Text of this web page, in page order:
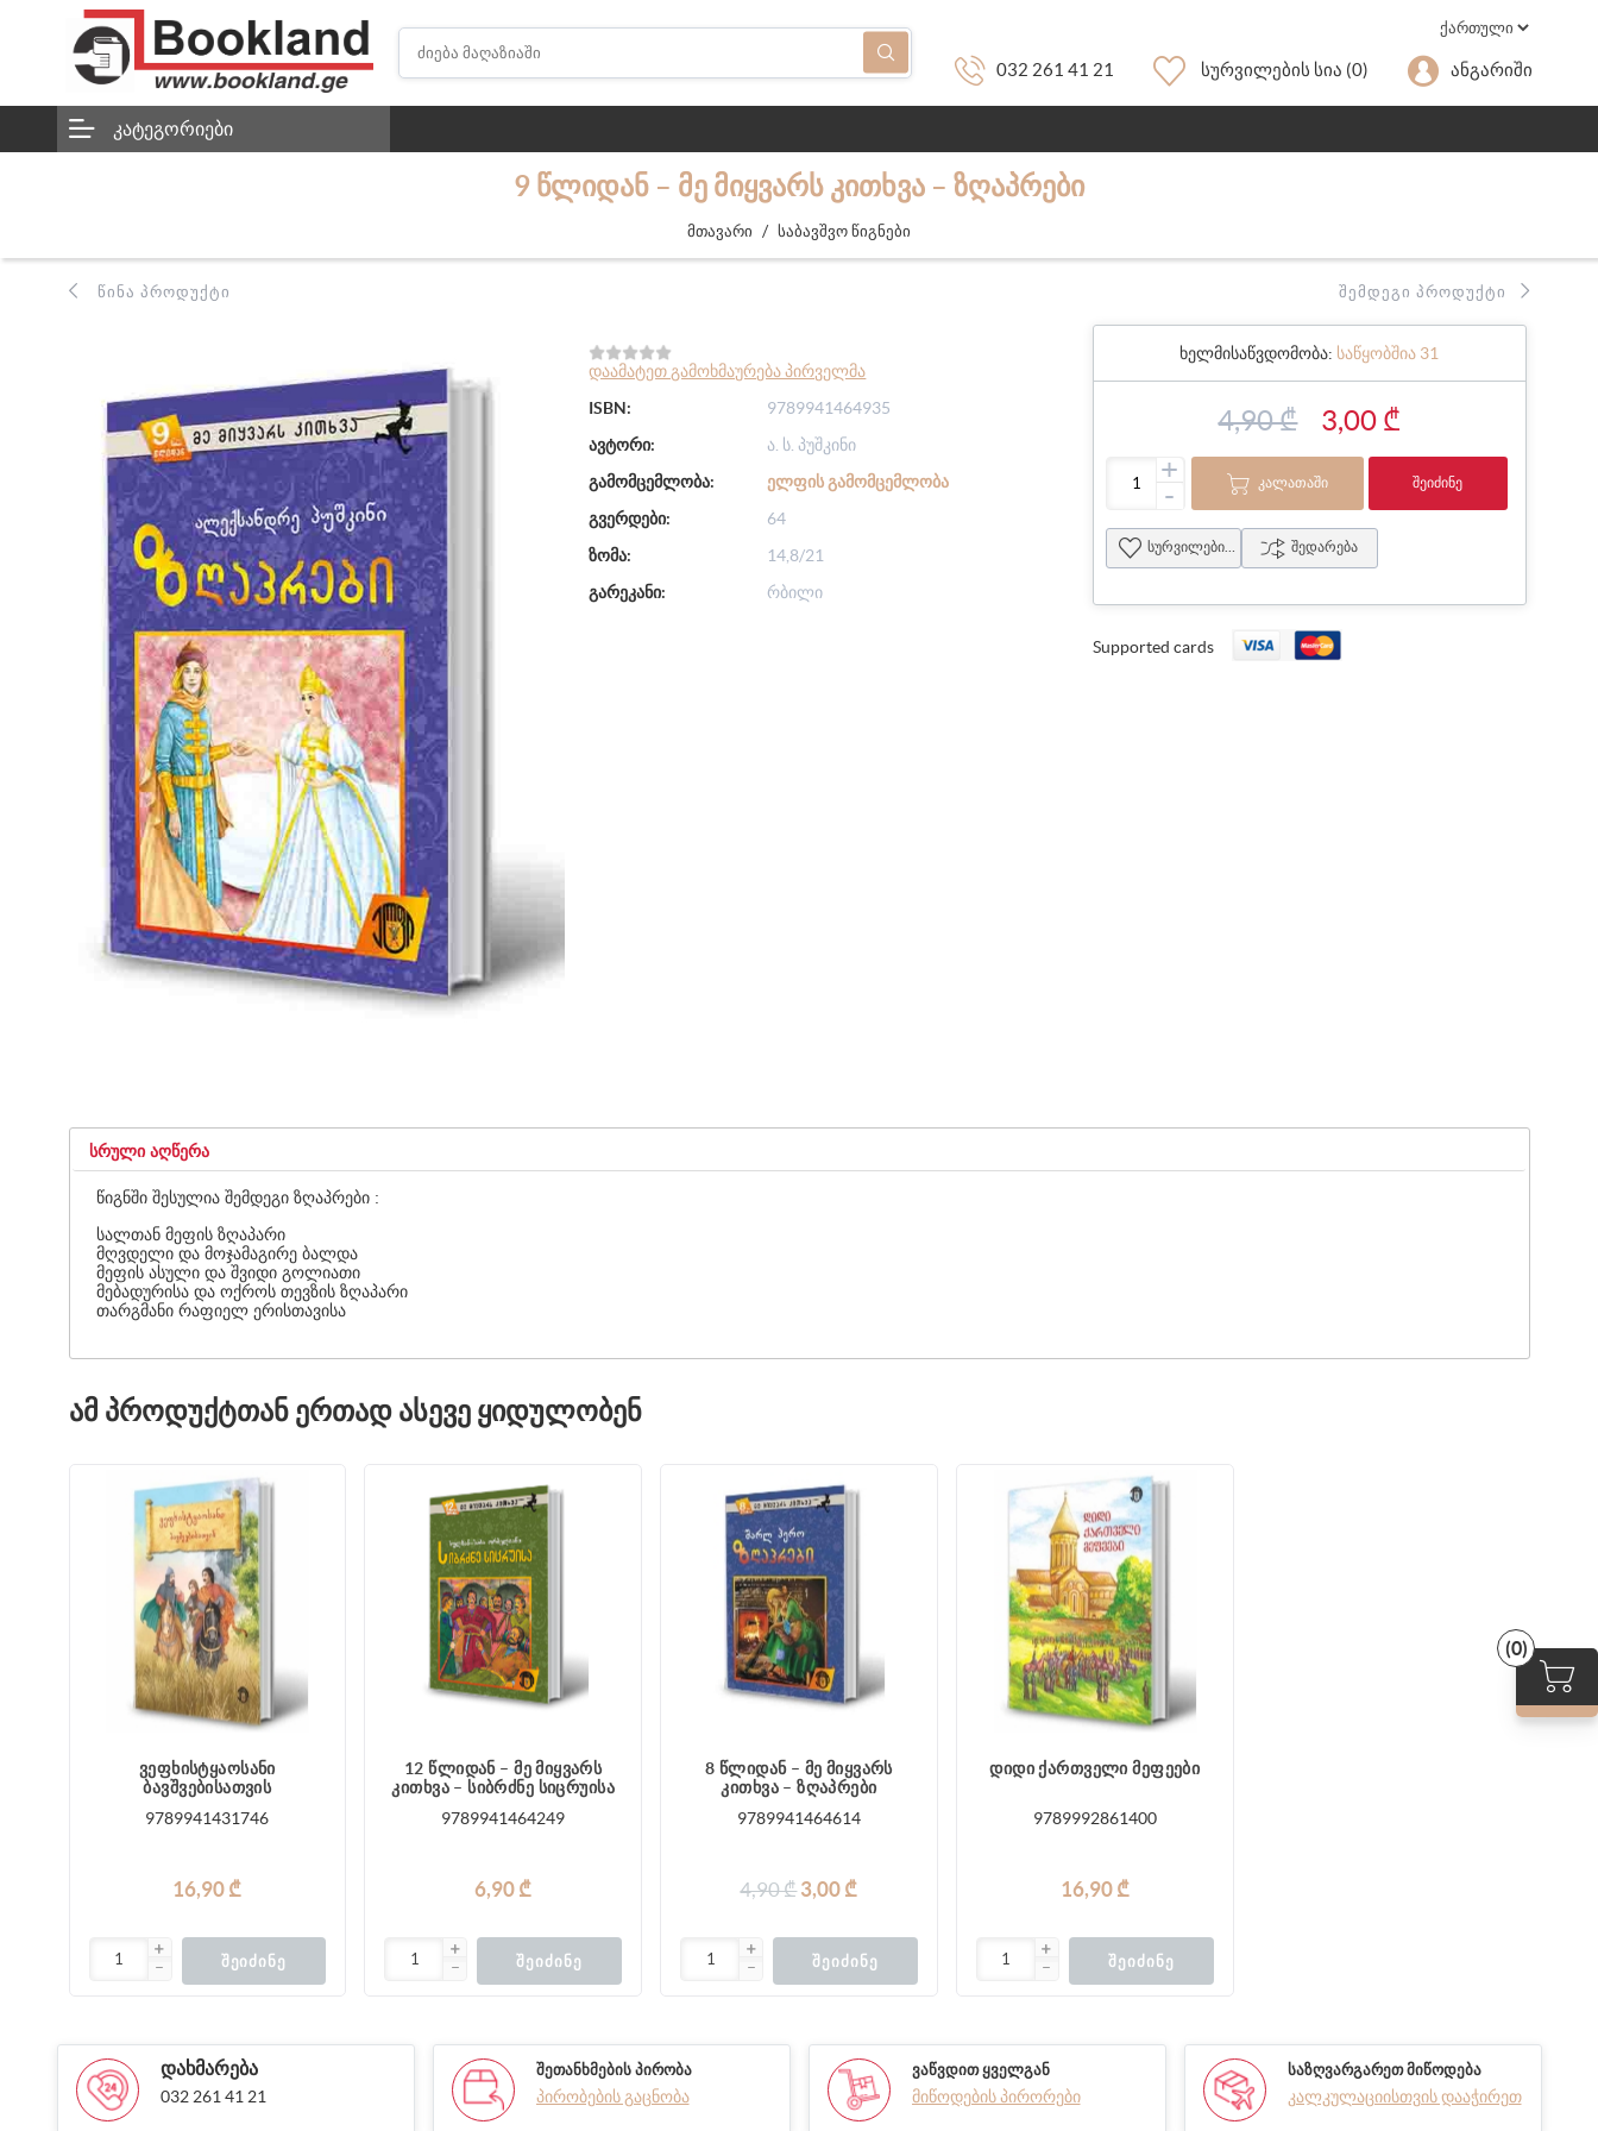
032 261 41 21 Სურვილების Სია (0) Ანგარიში
(0)
ᲙᲐᲢᲔᲒᲝᲠᲘᲔᲑᲘ
9 ᲬᲚᲘᲓᲐᲜ – ᲛᲔ ᲛᲘᲧᲕᲐᲠᲡ ᲙᲘᲗᲮᲕᲐ – ᲖᲦᲐᲞᲠᲔᲑᲘ
მთავარი / საბავშვო წიგნები
ᲬᲘᲜᲐ ᲞᲠᲝᲓᲣᲥᲢᲘ ᲨᲔᲛᲓᲔᲒᲘ ᲞᲠᲝᲓᲣᲥᲢᲘ
დაამატეთ გამოხმაურება პირველმა
ISBN:
9789941464935
ავტორი:
ა. ს. პუშკინი
გამომცემლობა:
ᲔᲚᲤᲘᲡ ᲒᲐᲛᲝᲛᲪᲔᲛᲚᲝᲑᲐ
გვერდები:
64
ზომა:
14,8/21
გარეკანი:
რბილი
ხელმისაწვდომობა: საწყობშია 31
4,90 ₾ 3,00 ₾
+
- ᲙᲐᲚᲐᲗᲐᲨᲘ ᲨᲔᲘᲫᲘᲜᲔ
სურვილების სია შედარება
Supported cards
ᲡᲠᲣᲚᲘ ᲐᲦᲬᲔᲠᲐ
წიგნში შესულია შემდეგი ზღაპრები :
სალთან მეფის ზღაპარი
მღვდელი და მოჯამაგირე ბალდა
მეფის ასული და შვიდი გოლიათი
მებადურისა და ოქროს თევზის ზღაპარი
თარგმანი რაფიელ ერისთავისა
ᲐᲛ ᲞᲠᲝᲓᲣᲥᲢᲗᲐᲜ ᲔᲠᲗᲐᲓ ᲐᲡᲔᲕᲔ ᲧᲘᲓᲣᲚᲝᲑᲔᲜ
ვეფხისტყაოსანი
ბავშვებისათვის
9789941431746
16,90 ₾
ᲨᲔᲘᲫᲘᲜᲔ
12 წლიდან – მე მიყვარს
კითხვა – სიბრძნე სიცრუისა
9789941464249
6,90 ₾
ᲨᲔᲘᲫᲘᲜᲔ
8 წლიდან – მე მიყვარს
კითხვა – ზღაპრები
9789941464614
4,90 ₾3,00 ₾
ᲨᲔᲘᲫᲘᲜᲔ
დიდი ქართველი მეფეები
9789992861400
16,90 ₾
ᲨᲔᲘᲫᲘᲜᲔ
ᲓᲐᲮᲛᲐᲠᲔᲑᲐ
032 261 41 21
ᲨᲔᲗᲐᲜᲮᲛᲔᲑᲘᲡ ᲞᲘᲠᲝᲑᲐ
პირობების გაცნობა
ᲕᲐᲬᲕᲓᲘᲗ ᲧᲕᲔᲚᲒᲐᲜ
მიწოდების პირორები
ᲡᲐᲖᲦᲕᲐᲠᲒᲐᲠᲔᲗ ᲛᲘᲬᲝᲓᲔᲑᲐ
კალკულაციისთვის დააჭირეთ